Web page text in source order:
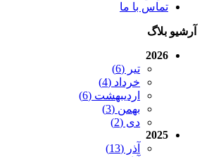
تماس با ما
آرشیو بلاگ
2026
تیر (6)
خرداد (4)
اردیبهشت (6)
بهمن (3)
دی (2)
2025
آذر (13)